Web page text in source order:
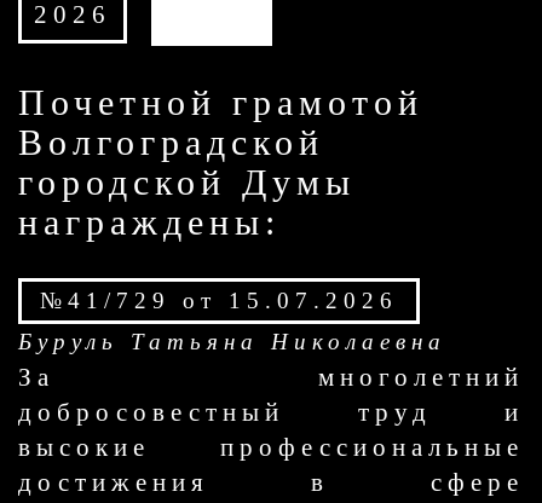
2026
Почетной грамотой
Волгоградской
городской Думы
награждены:
№41/729 от 15.07.2026
Буруль Татьяна Николаевна
За многолетний
добросовестный труд и
высокие профессиональные
достижения в сфере